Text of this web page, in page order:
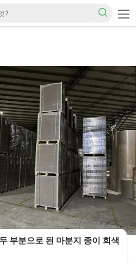
부분으로 된 마분지 종이 회색